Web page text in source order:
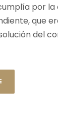
cumplía por
que
del